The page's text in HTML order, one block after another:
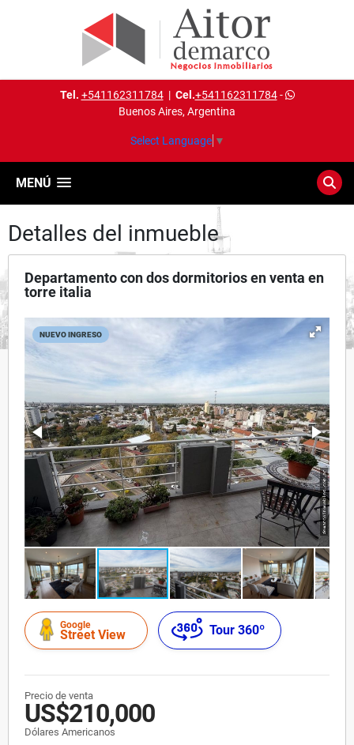
Tel. +541162311784| Cel.+541162311784-
Buenos Aires, Argentina
Select Language ▼
MENÚ
Detalles del inmueble
Departamento con dos dormitorios en venta en
torre italia
NUEVO INGRESO
Google
Street View Tour 360º
Precio de venta
US$210,000
Dólares Americanos